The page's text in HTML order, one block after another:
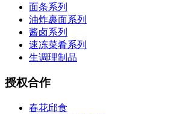
面条系列
油炸裹面系列
酱卤系列
速冻菜肴系列
生调理制品
授权合作
春花邱食